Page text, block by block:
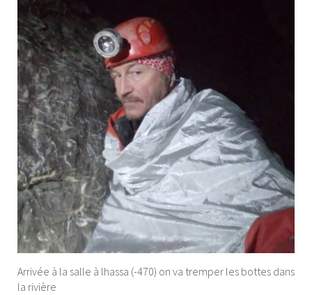
Arrivée à la salle à lhassa (-470) on va tremper les bottes dans
la rivière